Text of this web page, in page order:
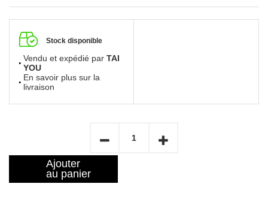
Stock disponible
Vendu et expédié par TAI
YOU
En savoir plus sur la
livraison
Ajouter
au panier